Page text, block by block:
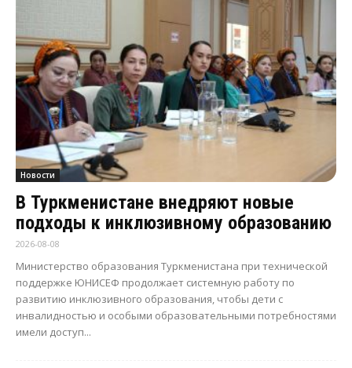
Новости
В Туркменистане внедряют новые
подходы к инклюзивному образованию
2026-08-08
Министерство образования Туркменистана при технической
поддержке ЮНИСЕФ продолжает системную работу по
развитию инклюзивного образования, чтобы дети с
инвалидностью и особыми образовательными потребностями
имели доступ...